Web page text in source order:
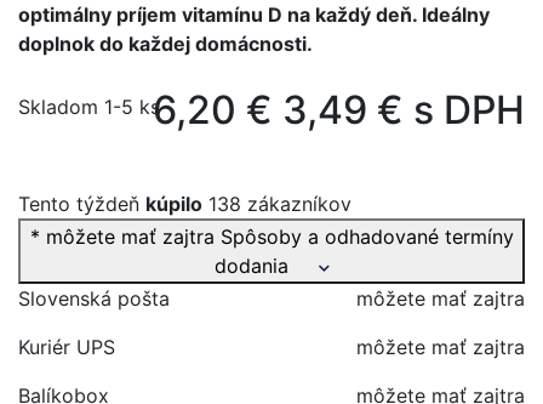
optimálny príjem vitamínu D na každý deň. Ideálny
doplnok do každej domácnosti.
Skladom 1-5 ks6,20 € 3,49 € s DPH
Tento týždeň kúpilo 138 zákazníkov
* môžete mať zajtra Spôsoby a odhadované termíny
dodania
Slovenská pošta
môžete mať zajtra
Kuriér UPS
môžete mať zajtra
Balíkobox
môžete mať zajtra